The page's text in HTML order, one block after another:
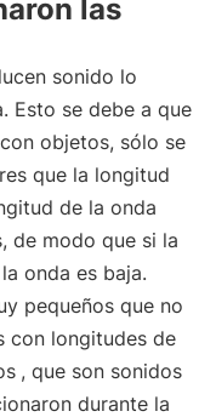
las
sonido lo
Esto se debe a que
con objetos, sólo se
que la longitud
de la onda
de modo que si la
onda es baja.
pequeños que no
con longitudes de
, que son sonidos
durante la